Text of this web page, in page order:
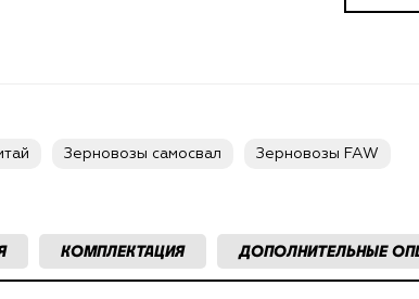
Зерновозы самосвал Зерновозы FAW
КОМПЛЕКТАЦИЯ ДОПОЛНИТЕЛЬНЫЕ